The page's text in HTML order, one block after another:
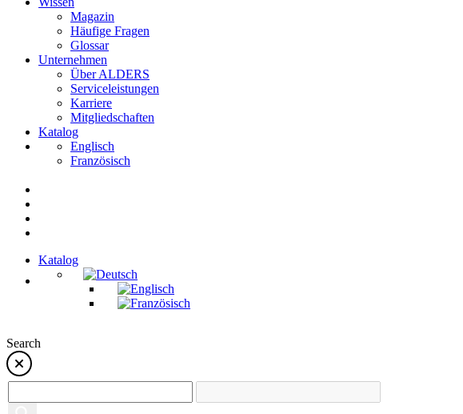
Magazin
Häufige Fragen
Glossar
Unternehmen
Über ALDERS
Serviceleistungen
Karriere
Mitgliedschaften
Katalog
Englisch
Französisch
Katalog
Search